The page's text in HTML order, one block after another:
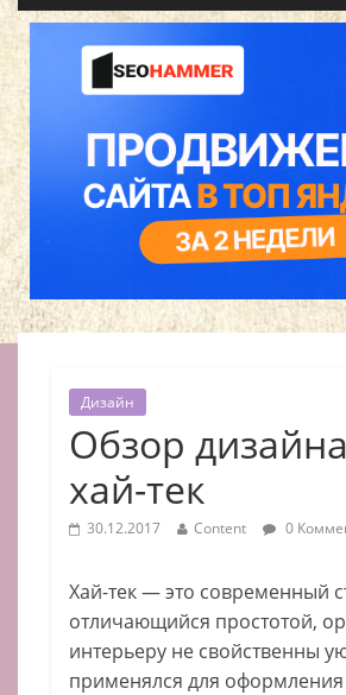
Дизайн
Обзор
хай-тек
30.12.2017 Content 0
Хай-тек — это современный
отличающийся простотой,
интерьеру не свойственны
применялся для